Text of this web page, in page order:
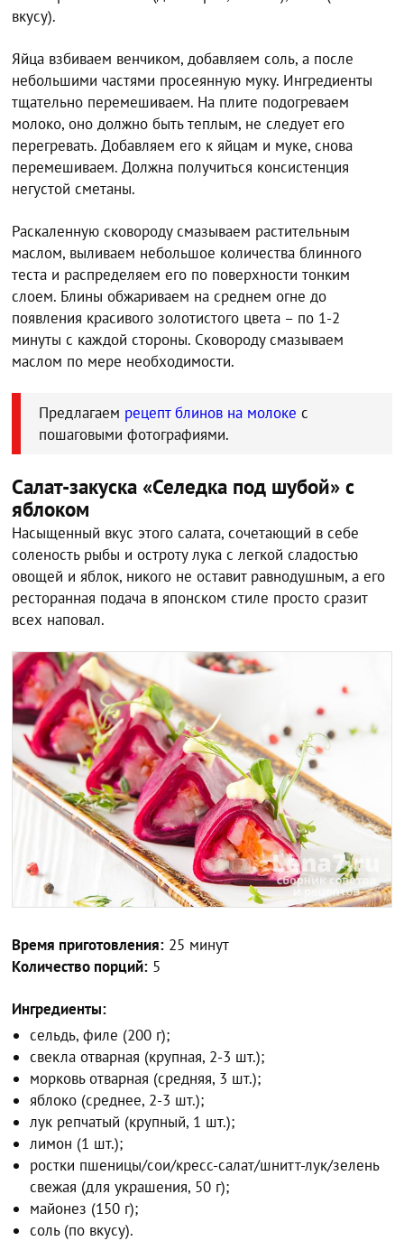
вкусу).
Яйца взбиваем венчиком, добавляем соль, а после
небольшими частями просеянную муку. Ингредиенты
тщательно перемешиваем. На плите подогреваем
молоко, оно должно быть теплым, не следует его
перегревать. Добавляем его к яйцам и муке, снова
перемешиваем. Должна получиться консистенция
негустой сметаны.
Раскаленную сковороду смазываем растительным
маслом, выливаем небольшое количества блинного
теста и распределяем его по поверхности тонким
слоем. Блины обжариваем на среднем огне до
появления красивого золотистого цвета – по 1-2
минуты с каждой стороны. Сковороду смазываем
маслом по мере необходимости.
Предлагаем рецепт блинов на молоке с
пошаговыми фотографиями.
Салат-закуска «Селедка под шубой» с
яблоком
Насыщенный вкус этого салата, сочетающий в себе
соленость рыбы и остроту лука с легкой сладостью
овощей и яблок, никого не оставит равнодушным, а его
ресторанная подача в японском стиле просто сразит
всех наповал.
Время приготовления: 25 минут
Количество порций: 5
Ингредиенты:
сельдь, филе (200 г);
свекла отварная (крупная, 2-3 шт.);
морковь отварная (средняя, 3 шт.);
яблоко (среднее, 2-3 шт.);
лук репчатый (крупный, 1 шт.);
лимон (1 шт.);
ростки пшеницы/сои/кресс-салат/шнитт-лук/зелень
свежая (для украшения, 50 г);
майонез (150 г);
соль (по вкусу).